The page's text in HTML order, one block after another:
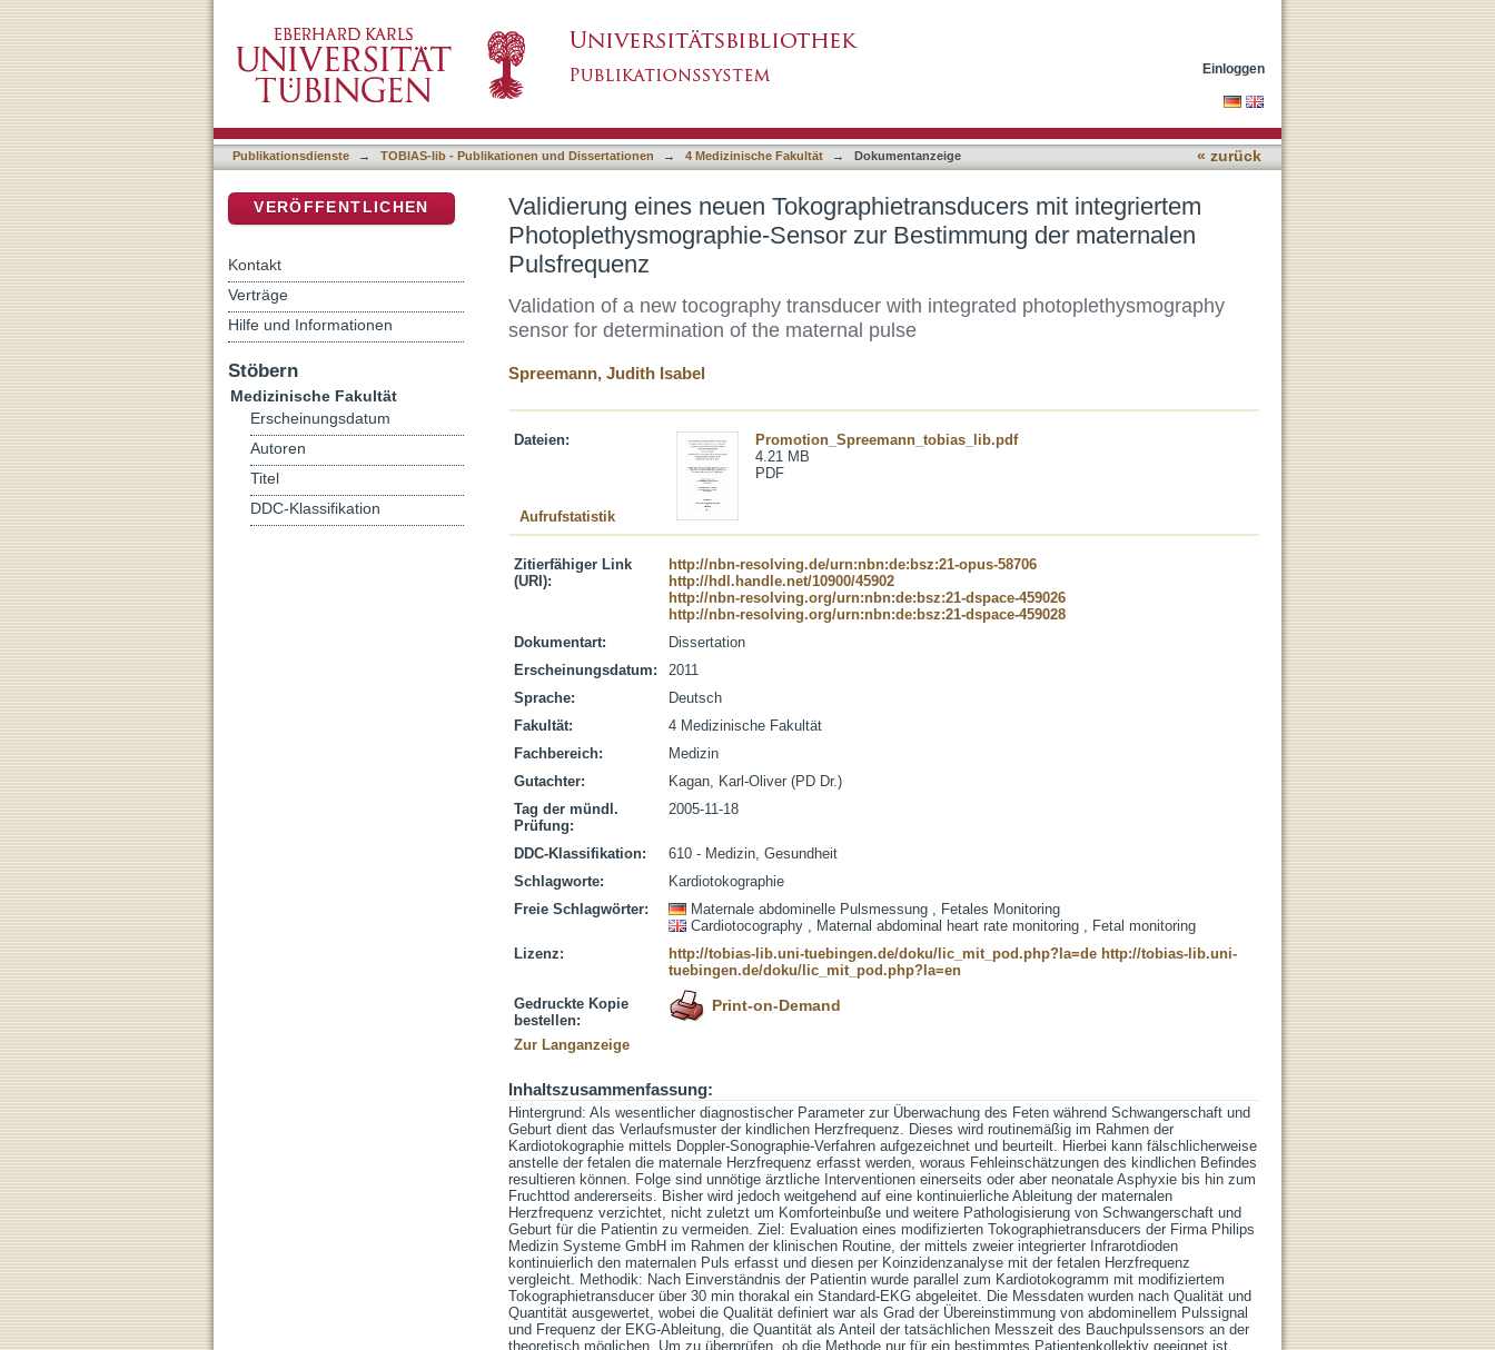
zur Bestimmung der maternalen Pulsfrequenz
Einloggen
Publikationsdienste → TOBIAS-lib - Publikationen und Dissertationen → 4 Medizinische Fakultät → Dokumentanzeige « zurück
Validierung eines neuen Tokographietransducers mit integriertem
Photoplethysmographie-Sensor zur Bestimmung der maternalen
Pulsfrequenz
Validation of a new tocography transducer with integrated photoplethysmography
sensor for determination of the maternal pulse
Spreemann, Judith Isabel
Dateien:
Promotion_Spreemann_tobias_lib.pdf
4.21 MB
PDF
Aufrufstatistik
Zitierfähiger Link
(URI):
http://nbn-resolving.de/urn:nbn:de:bsz:21-opus-58706
http://hdl.handle.net/10900/45902
http://nbn-resolving.org/urn:nbn:de:bsz:21-dspace-459026
http://nbn-resolving.org/urn:nbn:de:bsz:21-dspace-459028
Dokumentart:
Dissertation
Erscheinungsdatum:
2011
Sprache:
Deutsch
Fakultät:
4 Medizinische Fakultät
Fachbereich:
Medizin
Gutachter:
Kagan, Karl-Oliver (PD Dr.)
Tag der mündl.
Prüfung:
2005-11-18
DDC-Klassifikation:
610 - Medizin, Gesundheit
Schlagworte:
Kardiotokographie
Freie Schlagwörter:
Maternale abdominelle Pulsmessung , Fetales Monitoring
Cardiotocography , Maternal abdominal heart rate monitoring , Fetal monitoring
Lizenz:
http://tobias-lib.uni-tuebingen.de/doku/lic_mit_pod.php?la=de http://tobias-lib.uni-
tuebingen.de/doku/lic_mit_pod.php?la=en
Gedruckte Kopie
bestellen:
Print-on-Demand
Zur Langanzeige
Inhaltszusammenfassung:
Hintergrund: Als wesentlicher diagnostischer Parameter zur Überwachung des Feten während Schwangerschaft und
Geburt dient das Verlaufsmuster der kindlichen Herzfrequenz. Dieses wird routinemäßig im Rahmen der
Kardiotokographie mittels Doppler-Sonographie-Verfahren aufgezeichnet und beurteilt. Hierbei kann fälschlicherweise
anstelle der fetalen die maternale Herzfrequenz erfasst werden, woraus Fehleinschätzungen des kindlichen Befindes
resultieren können. Folge sind unnötige ärztliche Interventionen einerseits oder aber neonatale Asphyxie bis hin zum
Fruchttod andererseits. Bisher wird jedoch weitgehend auf eine kontinuierliche Ableitung der maternalen
Herzfrequenz verzichtet, nicht zuletzt um Komforteinbuße und weitere Pathologisierung von Schwangerschaft und
Geburt für die Patientin zu vermeiden. Ziel: Evaluation eines modifizierten Tokographietransducers der Firma Philips
Medizin Systeme GmbH im Rahmen der klinischen Routine, der mittels zweier integrierter Infrarotdioden
kontinuierlich den maternalen Puls erfasst und diesen per Koinzidenzanalyse mit der fetalen Herzfrequenz
vergleicht. Methodik: Nach Einverständnis der Patientin wurde parallel zum Kardiotokogramm mit modifiziertem
Tokographietransducer über 30 min thorakal ein Standard-EKG abgeleitet. Die Messdaten wurden nach Qualität und
Quantität ausgewertet, wobei die Qualität definiert war als Grad der Übereinstimmung von abdominellem Pulssignal
und Frequenz der EKG-Ableitung, die Quantität als Anteil der tatsächlichen Messzeit des Bauchpulssensors an der
theoretisch möglichen. Um zu überprüfen, ob die Methode nur für ein bestimmtes Patientenkollektiv geeignet ist,
VERÖFFENTLICHEN
Kontakt
Verträge
Hilfe und Informationen
Stöbern
Medizinische Fakultät
Erscheinungsdatum
Autoren
Titel
DDC-Klassifikation